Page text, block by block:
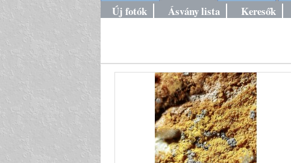
Új fotók
Ásvány lista Keresők